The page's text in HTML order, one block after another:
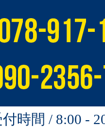
時間 / 8:00 -